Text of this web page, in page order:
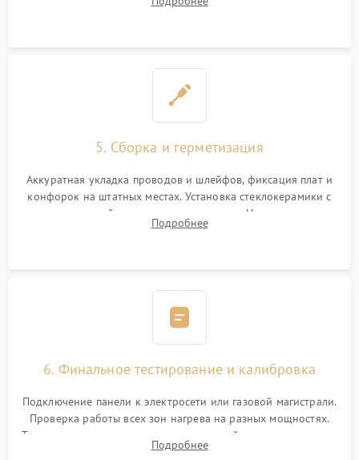
дорожек. Очистка контактов и замена поврежденной
5. Сборка и герметизация
Аккуратная укладка проводов и шлейфов, фиксация плат и
конфорок на штатных местах. Установка стеклокерамики с
проверкой равномерности зазоров. Нанесение
термостойкого герметика или укладка уплотнительной
Подробнее
6. Финальное тестирование и калибровка
Подключение панели к электросети или газовой магистрали.
Проверка работы всех зон нагрева на разных мощностях.
Тестирование сенсорного управления, таймера, индикаторов
остаточного тепла и систем защиты от перегрева.
Подробнее